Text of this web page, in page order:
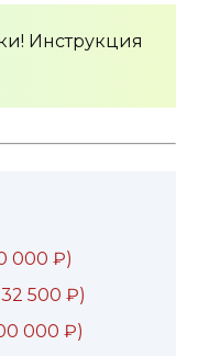
Инструкция
000 ₽)
500 ₽)
000 ₽)